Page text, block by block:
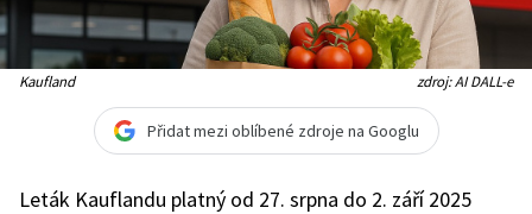
Kaufland zdroj: AI DALL-e
Přidat mezi oblíbené zdroje na Googlu
Leták Kauflandu platný od 27. srpna do 2. září 2025